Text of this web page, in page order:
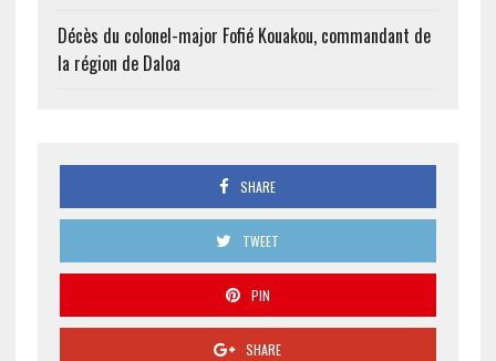
Décès du colonel-major Fofié Kouakou, commandant de
la région de Daloa
SHARE
TWEET
PIN
SHARE